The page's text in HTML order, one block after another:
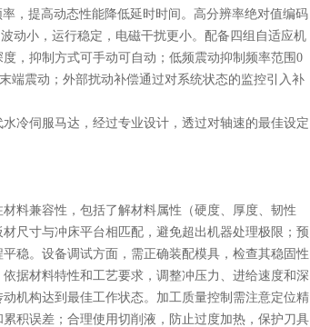
，提高动态性能降低延时时间。高分辨率绝对值编码
动小，运行稳定，电磁干扰更小。配备四组自适应机
，抑制方式可手动可自动；低频震动抑制频率范围0
端震动；外部扰动补偿通过对系统状态的监控引入补
伺服马达，经过专业设计，透过对轴速的最佳设定
兼容性，包括了解材料属性（硬度、厚度、韧性
尺寸与冲床平台相匹配，避免超出机器处理极限；预
稳。设备调试方面，需正确装配模具，检查其稳固性
据材料特性和工艺要求，调整冲压力、进给速度和深
机构达到最佳工作状态。加工质量控制需注意定位精
积误差；合理使用切削液，防止过度加热，保护刀具